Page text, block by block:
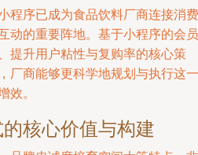
程序已成为食品饮料厂商连接消费
动的重要阵地。基于小程序的会员
提升用户粘性与复购率的核心策
厂商能够更科学地规划与执行这一
效。
核心价值与构建